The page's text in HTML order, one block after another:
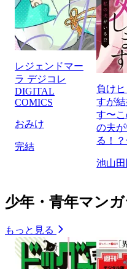
レジェンドマー
ラ デジコレ
DIGITAL
COMICS
おみけ
完結
負け
すが結
す〜
の夫
る！
池山田
少年・青年マン
もっと見る